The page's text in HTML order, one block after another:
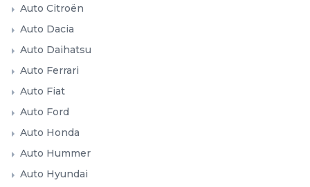
Auto Citroën
Auto Dacia
Auto Daihatsu
Auto Ferrari
Auto Fiat
Auto Ford
Auto Honda
Auto Hummer
Auto Hyundai